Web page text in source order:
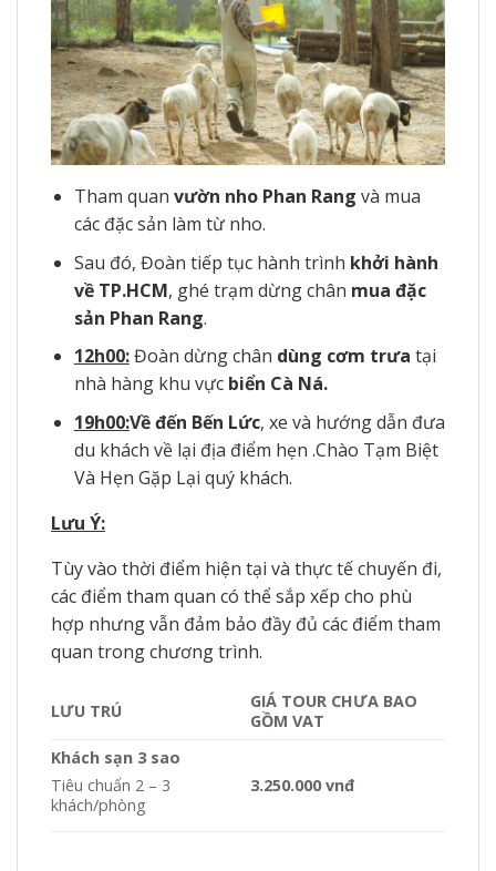
Tham quan vườn nho Phan Rang và mua
các đặc sản làm từ nho.
Sau đó, Đoàn tiếp tục hành trình khởi hành
về TP.HCM, ghé trạm dừng chân mua đặc
sản Phan Rang.
12h00:Đoàn dừng chân dùng cơm trưa tại
nhà hàng khu vực biển Cà Ná.
19h00:Về đến Bến Lức, xe và hướng dẫn đưa
du khách về lại địa điểm hẹn .Chào Tạm Biệt
Và Hẹn Gặp Lại quý khách.
Lưu Ý:
Tùy vào thời điểm hiện tại và thực tế chuyến đi,
các điểm tham quan có thể sắp xếp cho phù
hợp nhưng vẫn đảm bảo đầy đủ các điểm tham
quan trong chương trình.
LƯU TRÚ
GIÁ TOUR CHƯA BAO
GỒM VAT
Khách sạn 3 sao
Tiêu chuẩn 2 – 3
khách/phòng
3.250.000 vnđ